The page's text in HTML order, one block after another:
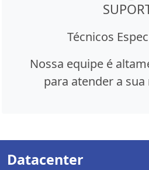
Técnicos
Nossa equipe é
para atender a sua
Datacenter